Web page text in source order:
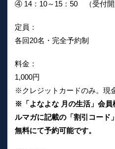
④ 14：10～15：50 （受付開
定員：
各回20名・完全予約制
料金：
1,000円
※クレジットカードのみ。現
※「よなよな 月の生活」会員
ルマガに記載の「割引コード
無料にて予約可能です。